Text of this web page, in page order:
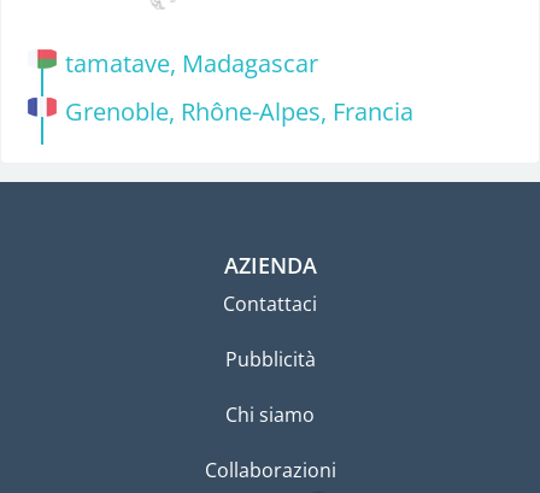
tamatave, Madagascar
Grenoble, Rhône-Alpes, Francia
AZIENDA
Contattaci
Pubblicità
Chi siamo
Collaborazioni